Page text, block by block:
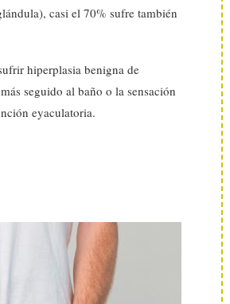
casi el 70% sufre también
hiperplasia benigna de
seguido al baño o la sensación
eyaculatoria.